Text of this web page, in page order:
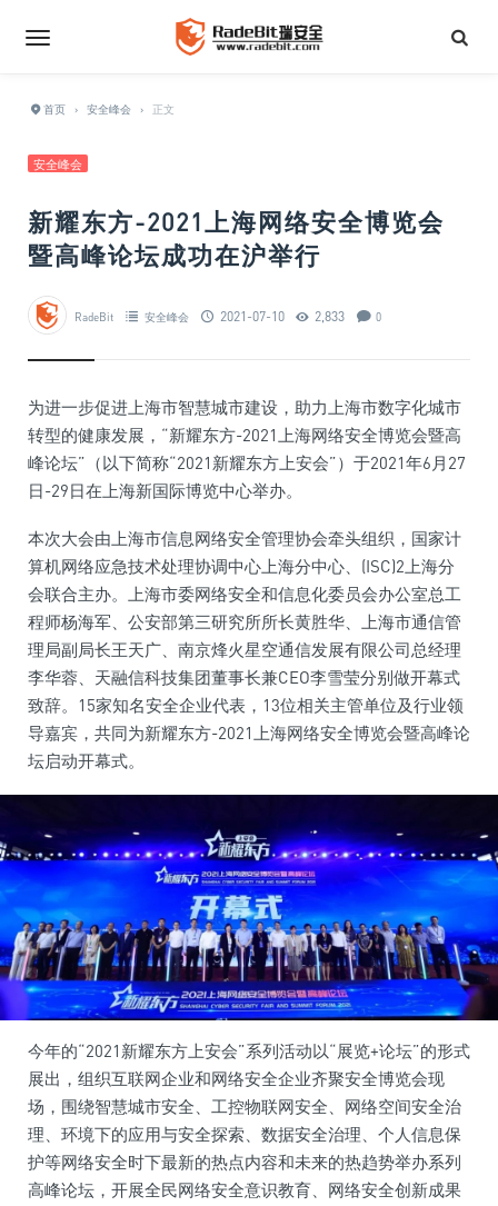
首页 › 安全峰会 › 正文
安全峰会
新耀东方-2021上海网络安全博览会
暨高峰论坛成功在沪举行
RadeBit 安全峰会 2021-07-10 2,833 0
为进一步促进上海市智慧城市建设，助力上海市数字化城市
转型的健康发展，“新耀东方-2021上海网络安全博览会暨高
峰论坛”（以下简称“2021新耀东方上安会”）于2021年6月27
日-29日在上海新国际博览中心举办。
本次大会由上海市信息网络安全管理协会牵头组织，国家计
算机网络应急技术处理协调中心上海分中心、(ISC)2上海分
会联合主办。上海市委网络安全和信息化委员会办公室总工
程师杨海军、公安部第三研究所所长黄胜华、上海市通信管
理局副局长王天广、南京烽火星空通信发展有限公司总经理
李华蓉、天融信科技集团董事长兼CEO李雪莹分别做开幕式
致辞。15家知名安全企业代表，13位相关主管单位及行业领
导嘉宾，共同为新耀东方-2021上海网络安全博览会暨高峰论
坛启动开幕式。
今年的“2021新耀东方上安会”系列活动以“展览+论坛”的形式
展出，组织互联网企业和网络安全企业齐聚安全博览会现
场，围绕智慧城市安全、工控物联网安全、网络空间安全治
理、环境下的应用与安全探索、数据安全治理、个人信息保
护等网络安全时下最新的热点内容和未来的热趋势举办系列
高峰论坛，开展全民网络安全意识教育、网络安全创新成果